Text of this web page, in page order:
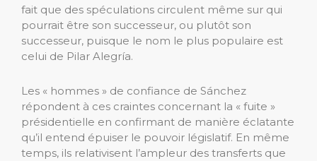
fait que des spéculations circulent même sur qui
pourrait être son successeur, ou plutôt son
successeur, puisque le nom le plus populaire est
celui de Pilar Alegría.
Les « hommes » de confiance de Sánchez
répondent à ces craintes concernant la « fuite »
présidentielle en confirmant de manière éclatante
qu’il entend épuiser le pouvoir législatif. En même
temps, ils relativisent l’ampleur des transferts que